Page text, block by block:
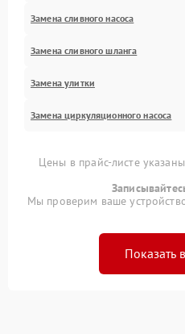
Замена сливного насоса
Замена сливного шланга
Замена улитки
Замена циркуляционного насоса
Цены в прайс-листе
Мы проверим ваше
Показать